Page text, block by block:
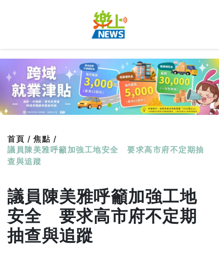
首頁 / 焦點 /
議員陳美雅呼籲加強工地安全 要求高市府不定期抽
查與追蹤
議員陳美雅呼籲加強工地
安全 要求高市府不定期
抽查與追蹤